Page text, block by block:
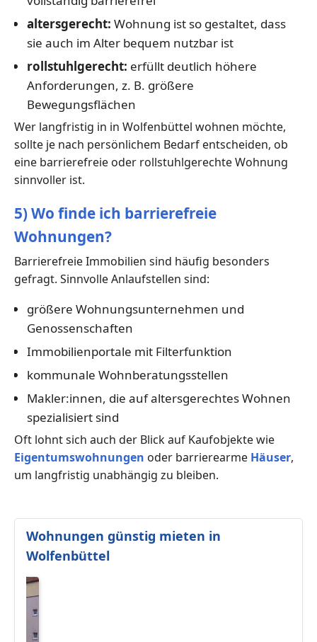
altersgerecht: Wohnung ist so gestaltet, dass
sie auch im Alter bequem nutzbar ist
rollstuhlgerecht: erfüllt deutlich höhere
Anforderungen, z. B. größere
Bewegungsflächen
Wer langfristig in in Wolfenbüttel wohnen möchte,
sollte je nach persönlichem Bedarf entscheiden, ob
eine barrierefreie oder rollstuhlgerechte Wohnung
sinnvoller ist.
5) Wo finde ich barrierefreie
Wohnungen?
Barrierefreie Immobilien sind häufig besonders
gefragt. Sinnvolle Anlaufstellen sind:
größere Wohnungsunternehmen und
Genossenschaften
Immobilienportale mit Filterfunktion
kommunale Wohnberatungsstellen
Makler:innen, die auf altersgerechtes Wohnen
spezialisiert sind
Oft lohnt sich auch der Blick auf Kaufobjekte wie
Eigentumswohnungen oder barrierearme Häuser,
um langfristig unabhängig zu bleiben.
Wohnungen günstig mieten in
Wolfenbüttel